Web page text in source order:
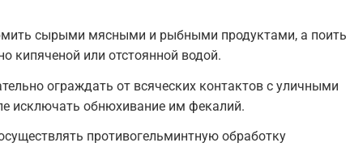
сырыми мясными и рыбными продуктами, а поить
кипяченой или отстоянной водой.
ограждать от всяческих контактов с уличными
исключать обнюхивание им фекалий.
противогельминтную обработку